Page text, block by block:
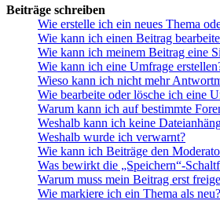
Beiträge schreiben
Wie erstelle ich ein neues Thema
Wie kann ich einen Beitrag
Wie kann ich meinem Beitrag eine
Wie kann ich eine Umfrage
Wieso kann ich nicht mehr
Wie bearbeite oder lösche ich eine
Warum kann ich auf bestimmte
Weshalb kann ich keine
Weshalb wurde ich verwarnt?
Wie kann ich Beiträge den
Was bewirkt die „Speichern“-
Warum muss mein Beitrag erst
Wie markiere ich ein Thema als neu?